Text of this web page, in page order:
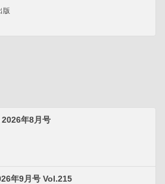
版
2026年8月号
年9月号 Vol.215